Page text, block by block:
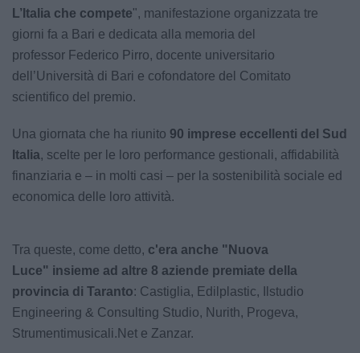
L’Italia che compete", manifestazione organizzata tre
giorni fa a Bari e dedicata alla memoria del
professor Federico Pirro, docente universitario
dell’Università di Bari e cofondatore del Comitato
scientifico del premio.
Una giornata che ha riunito 90 imprese eccellenti del Sud
Italia, scelte per le loro performance gestionali, affidabilità
finanziaria e – in molti casi – per la sostenibilità sociale ed
economica delle loro attività.
Tra queste, come detto, c'era anche "Nuova
Luce" insieme ad altre 8 aziende premiate della
provincia di Taranto: Castiglia, Edilplastic, Ilstudio
Engineering & Consulting Studio, Nurith, Progeva,
Strumentimusicali.Net e Zanzar.